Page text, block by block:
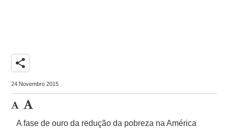
share
24 Novembro 2015
A fase de ouro da redução da pobreza na América